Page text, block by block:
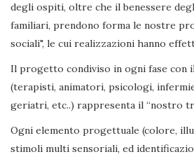
degli ospiti, oltre che il benessere
familiari, prendono forma le nostre
sociali", le cui realizzazioni hanno
Il progetto condiviso in ogni fase con
(terapisti, animatori, psicologi,
geriatri, etc..) rappresenta il “nostro
Ogni elemento progettuale (colore,
stimoli multi sensoriali, ed